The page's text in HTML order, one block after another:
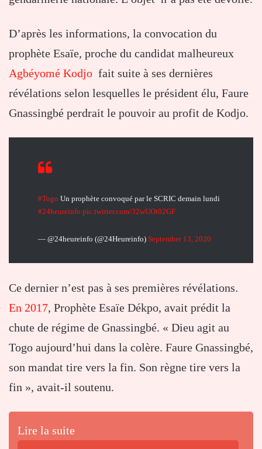
D’après les informations, la convocation du
prophète Esaïe, proche du candidat malheureux
Agbéyomé Kodjo fait suite à ses dernières
révélations selon lesquelles le président élu, Faure
Gnassingbé perdrait le pouvoir au profit de Kodjo.
#Togo Un prophète convoqué par le SCRIC demain lundi
#24heureinfo pic.twitter.com/32wUOt02GF
— @24heureinfo (@24Heureinfo) September 13, 2020
Ce dernier n’est pas à ses premières révélations.
En 2017, Prophète Esaïe Dékpo, avait prédit la
chute de régime de Gnassingbé. « Dieu agit au
Togo aujourd’hui dans la colère. Faure Gnassingbé,
son mandat tire vers la fin. Son règne tire vers la
fin », avait-il soutenu.
Lire la suite